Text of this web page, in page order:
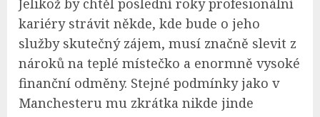
Jelikož by chtěl poslední roky profesionální
kariéry strávit někde, kde bude o jeho
služby skutečný zájem, musí značně slevit z
nároků na teplé místečko a enormně vysoké
finanční odměny. Stejné podmínky jako v
Manchesteru mu zkrátka nikde jinde